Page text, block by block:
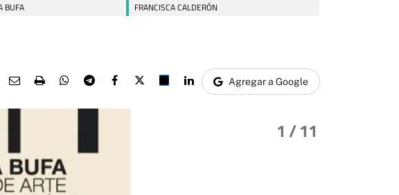
BUFA FRANCISCA CALDERÓN
Agregar a Google
1 / 11